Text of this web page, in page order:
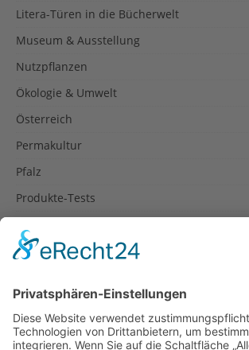
Litera-Türen in die Bücherwelt
Museum & Ausstellung
Nutzpflanzen
Ökologie & Umwelt
Österreich
Permakultur
Pfalz
Produkte-Tests
Rezepte
Spanien
Südtirol